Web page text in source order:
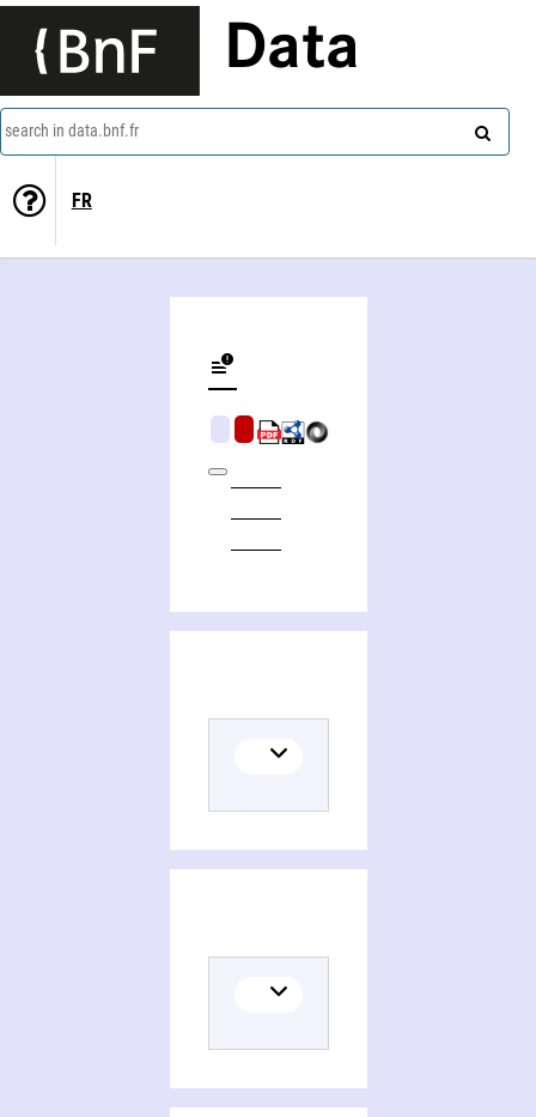
Data
search in data.bnf.fr
FR